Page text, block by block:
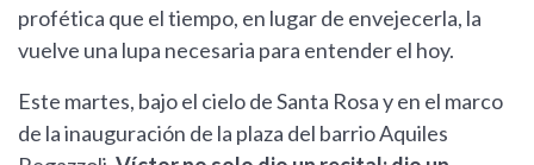
profética que el tiempo, en lugar de envejecerla, la
vuelve una lupa necesaria para entender el hoy.
Este martes, bajo el cielo de Santa Rosa y en el marco
de la inauguración de la plaza del barrio Aquiles